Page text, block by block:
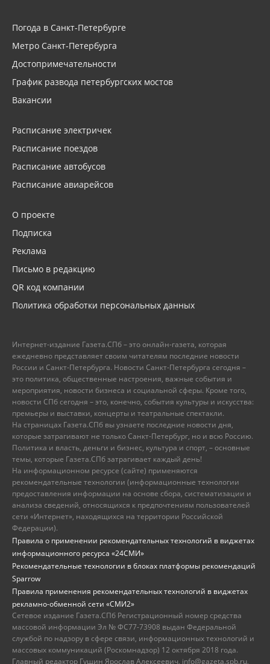
Погода в Санкт-Петербурге
Метро Санкт-Петербурга
Достопримечательности
График развода петербургских мостов
Вакансии
Расписание электричек
Расписание поездов
Расписание автобусов
Расписание авиарейсов
О проекте
Подписка
Реклама
Письмо в редакцию
QR код компании
Политика обработки персональных данных
Интернет-издание Газета.СПб – это онлайн-газета, которая
ежедневно представляет своим читателям последние новости
России и Санкт-Петербурга. Новости Санкт-Петербурга сегодня –
это политика, общественные настроения, важные события и
мероприятия, новости бизнеса и социальной сферы. Кроме того,
новости СПб сегодня – это, конечно, события культуры и искусства:
премьеры и выставки, концерты и театральные спектакли.
На страницах Газета.СПб вы узнаете последние новости дня,
которые затрагивают не только Санкт-Петербург, но и всю Россию.
Политика и власть, деньги и бизнес, культура и спорт, – основные
темы, которые Газета.СПб затрагивает каждый день!
На информационном ресурсе (сайте) применяются
рекомендательные технологии (информационные технологии
предоставления информации на основе сбора, систематизации и
анализа сведений, относящихся к предпочтениям пользователей
сети «Интернет», находящихся на территории Российской
Федерации).
Правила о применении рекомендательных технологий в виджетах
информационного ресурса «24СМИ»
Рекомендательные технологии в блоках платформы рекомендаций
Sparrow
Правила применения рекомендательных технологий в виджетах
рекламно-обменной сети «СМИ2»
Сетевое издание Газета.СПб Регистрационный номер средства
массовой информации Эл № ФС77-73908 выдан Федеральной
службой по надзору в сфере связи, информационных технологий и
массовых коммуникаций (Роскомнадзор) 12 октября 2018 года.
Главный редактор Гущин Ярослав Алексеевич, info@gazeta.spb.ru,